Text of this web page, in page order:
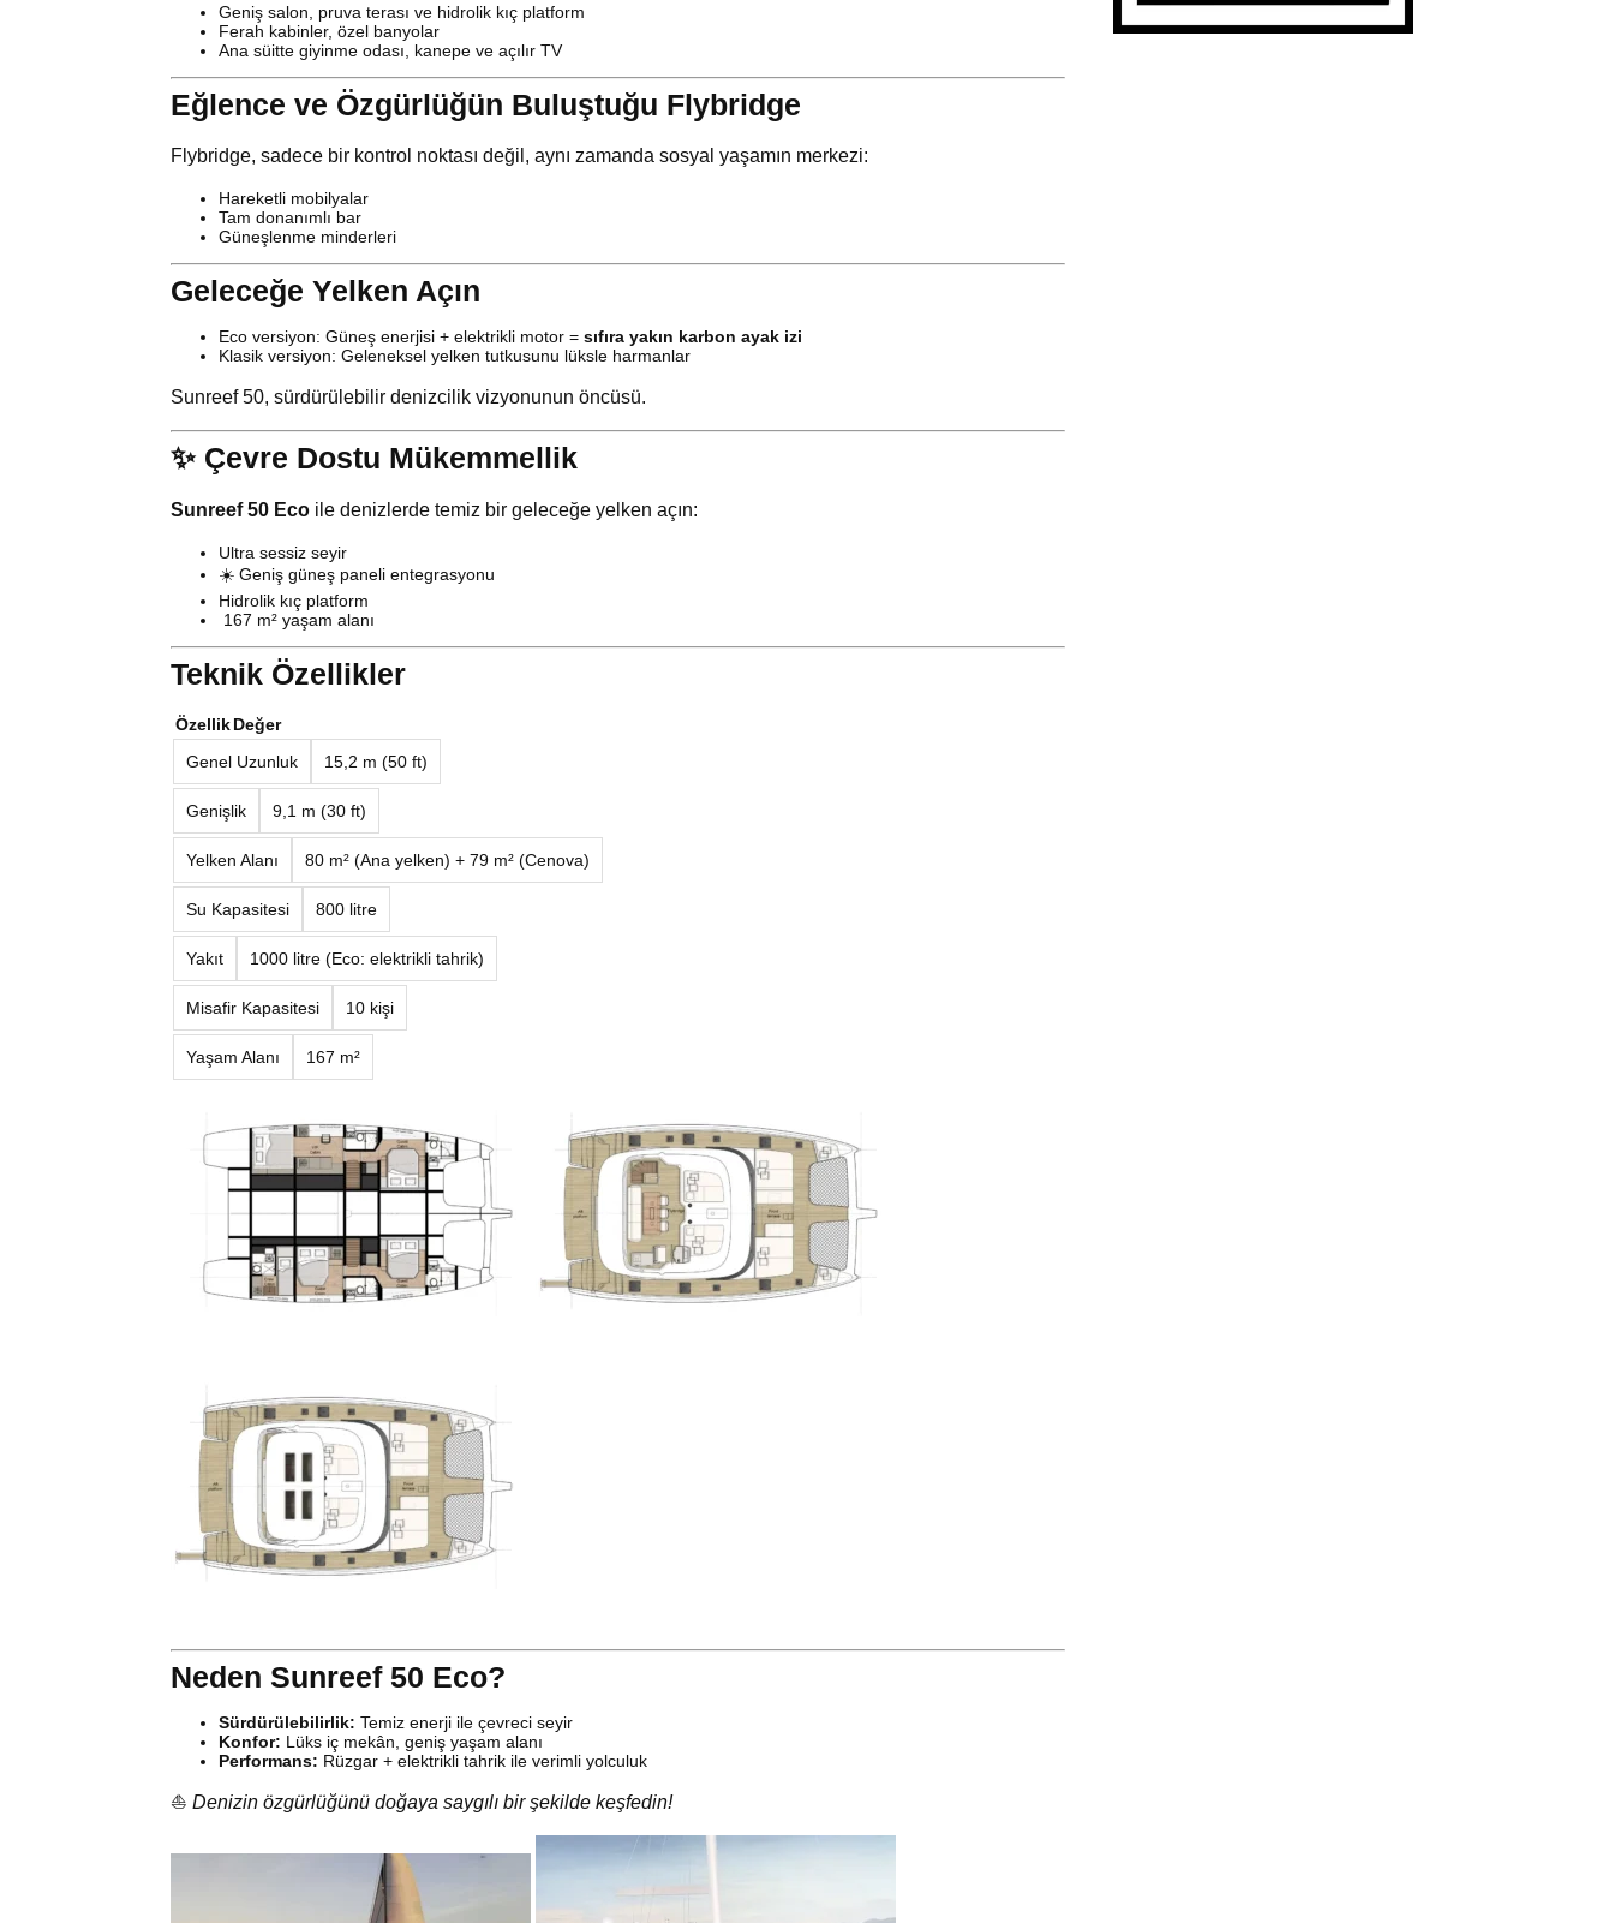
Geniş salon, pruva terası ve hidrolik kıç platform
Ferah kabinler, özel banyolar
Ana süitte giyinme odası, kanepe ve açılır TV
Eğlence ve Özgürlüğün Buluştuğu Flybridge
Flybridge, sadece bir kontrol noktası değil, aynı zamanda sosyal yaşamın merkezi:
Hareketli mobilyalar
Tam donanımlı bar
Güneşlenme minderleri
Geleceğe Yelken Açın
Eco versiyon: Güneş enerjisi + elektrikli motor = sıfıra yakın karbon ayak izi
Klasik versiyon: Geleneksel yelken tutkusunu lüksle harmanlar
Sunreef 50, sürdürülebilir denizcilik vizyonunun öncüsü.
✨ Çevre Dostu Mükemmellik
Sunreef 50 Eco ile denizlerde temiz bir geleceğe yelken açın:
Ultra sessiz seyir
☀️ Geniş güneş paneli entegrasyonu
Hidrolik kıç platform
️ 167 m² yaşam alanı
Teknik Özellikler
ÖzellikDeğer
Genel Uzunluk
15,2 m (50 ft)
Genişlik 9,1 m (30 ft)
Yelken Alanı 80 m² (Ana yelken) + 79 m² (Cenova)
Su Kapasitesi 800 litre
Yakıt 1000 litre (Eco: elektrikli tahrik)
Misafir Kapasitesi 10 kişi
Yaşam Alanı 167 m²
Neden Sunreef 50 Eco?
Sürdürülebilirlik: Temiz enerji ile çevreci seyir
Konfor: Lüks iç mekân, geniş yaşam alanı
Performans: Rüzgar + elektrikli tahrik ile verimli yolculuk
⛵ Denizin özgürlüğünü doğaya saygılı bir şekilde keşfedin!